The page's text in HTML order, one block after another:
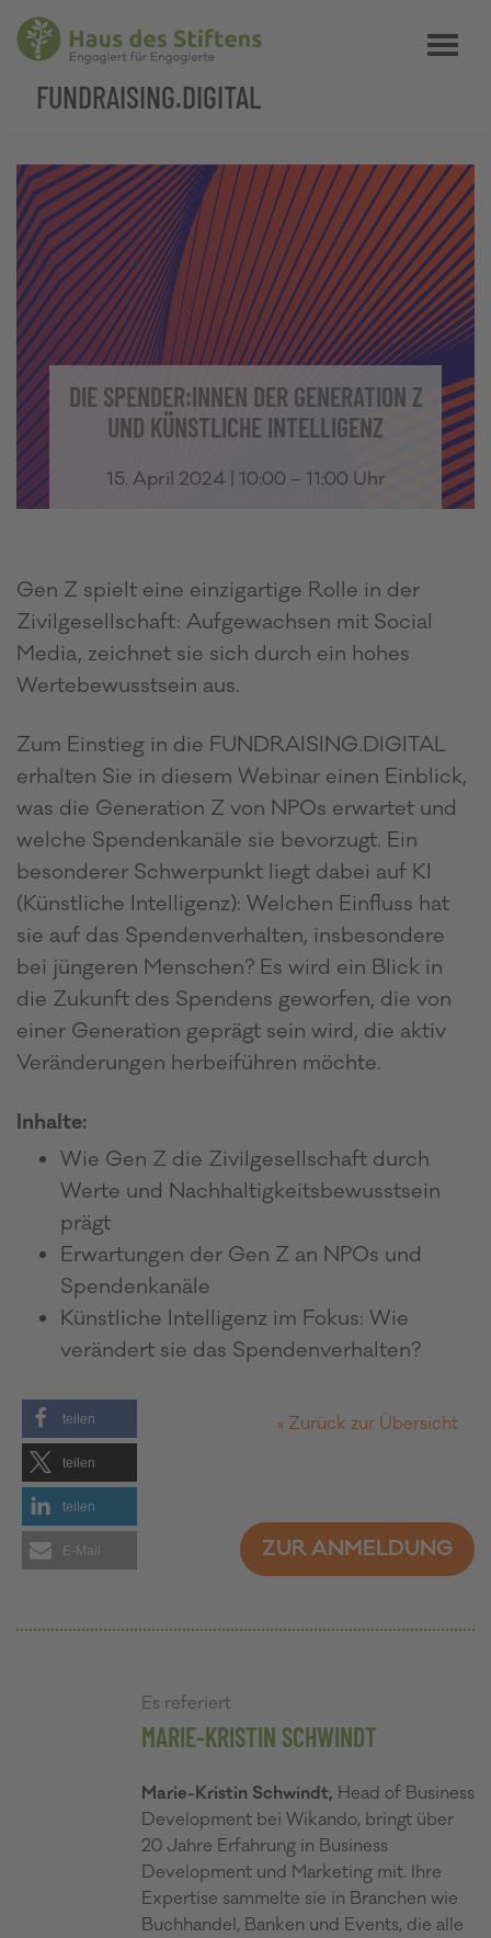
Zum
Inhalt
Zur
Fußzeile
FUNDRAISING.DIGITAL
Ihre
Zielgruppe
auf
Media
DIE SPENDER:INNEN DER GENERATION Z
UND KÜNSTLICHE INTELLIGENZ
15. April 2024 | 10:00 – 11:00 Uhr
Gen Z spielt eine einzigartige Rolle in der
Zivilgesellschaft: Aufgewachsen mit Social
Media, zeichnet sie sich durch ein hohes
Wertebewusstsein aus.
Zum Einstieg in die FUNDRAISING.DIGITAL
erhalten Sie in diesem Webinar einen Einblick,
was die Generation Z von NPOs erwartet und
welche Spendenkanäle sie bevorzugt. Ein
besonderer Schwerpunkt liegt dabei auf KI
(Künstliche Intelligenz): Welchen Einfluss hat
sie auf das Spendenverhalten, insbesondere
bei jüngeren Menschen? Es wird ein Blick in
die Zukunft des Spendens geworfen, die von
einer Generation geprägt sein wird, die aktiv
Veränderungen herbeiführen möchte.
Inhalte:
Wie Gen Z die Zivilgesellschaft durch
Werte und Nachhaltigkeitsbewusstsein
prägt
Erwartungen der Gen Z an NPOs und
Spendenkanäle
Künstliche Intelligenz im Fokus: Wie
verändert sie das Spendenverhalten?
« Zurück zur Übersicht
teilen
teilen
teilen
E-Mail ZUR ANMELDUNG
Es referiert
MARIE-KRISTIN SCHWINDT
Marie-Kristin Schwindt, Head of Business
Development bei Wikando, bringt über
20 Jahre Erfahrung in Business
Development und Marketing mit. Ihre
Expertise sammelte sie in Branchen wie
Buchhandel, Banken und Events, die alle